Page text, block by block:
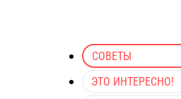
СОВЕТЫ
ЭТО ИНТЕРЕСНО!